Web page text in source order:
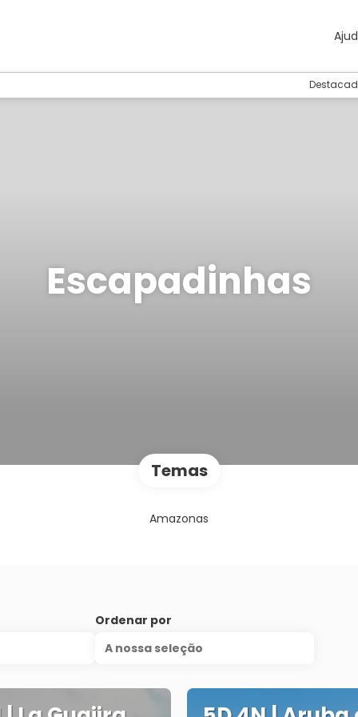
Escapadinhas
Temas
Amazonas
Ordenar por
A nossa seleção